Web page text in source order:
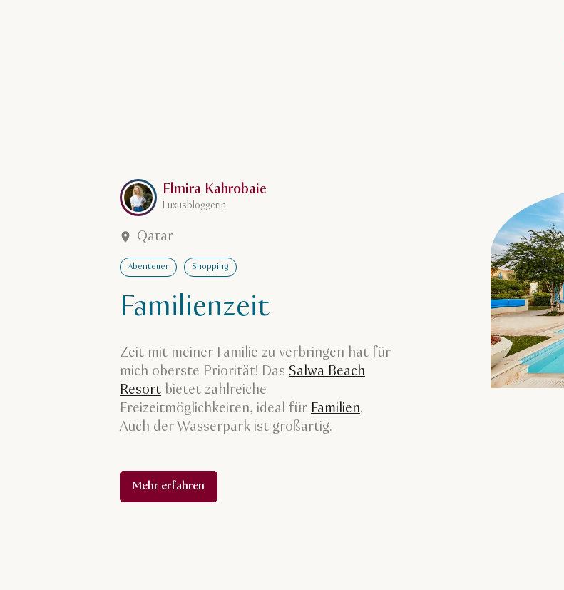
Elmira Kahrobaie
Luxusbloggerin
Mehr erfahren über Elmira Kahrobaie
Qatar
Abenteuer Shopping
Familienzeit
Zeit mit meiner Familie zu verbringen hat für
mich oberste Priorität! Das Salwa Beach
Resort bietet zahlreiche
Freizeitmöglichkeiten, ideal fürFamilien.
Auch der Wasserpark ist großartig.
Mehr erfahren